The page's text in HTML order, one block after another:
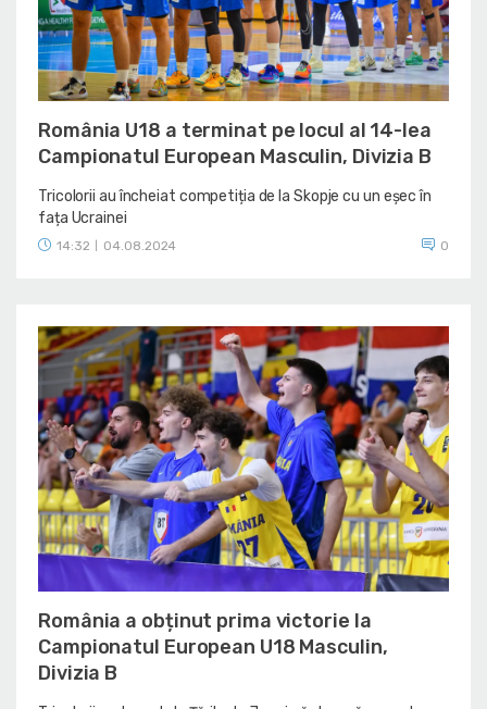
România U18 a terminat pe locul al 14-lea
Campionatul European Masculin, Divizia B
Tricolorii au încheiat competiția de la Skopje cu un eșec în
fața Ucrainei
14:32 04.08.2024 0
România a obținut prima victorie la
Campionatul European U18 Masculin,
Divizia B